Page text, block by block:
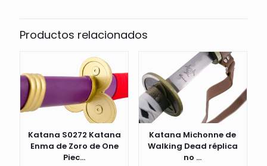
en
con
piel
de
imitación
raya
color
Productos relacionados
Katana S0272 Katana
Enma de Zoro de One
Piec...
Katana Michonne de
Walking Dead réplica
no ...